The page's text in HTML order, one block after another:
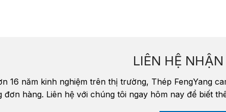
LIÊN HỆ
16 năm kinh nghiệm trên thị trường, Thép FengYang
đơn hàng. Liên hệ với chúng tôi ngay hôm nay để biết